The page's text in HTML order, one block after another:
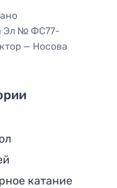
Эл № ФС77-
— Носова
катание